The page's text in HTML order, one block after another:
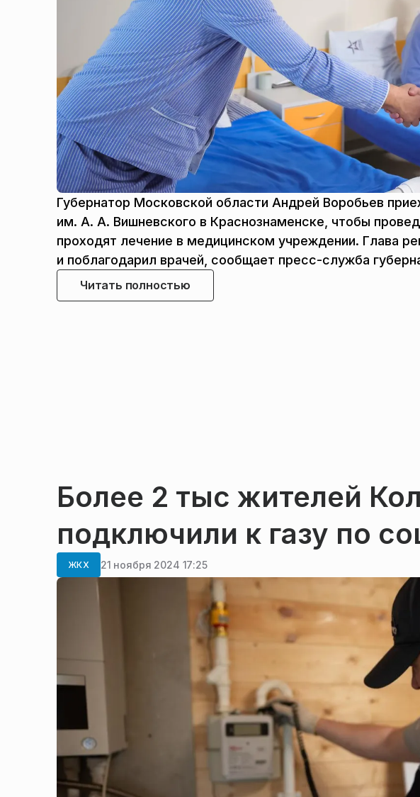
Губернатор Московской области Андрей Воробьев
им. А. А. Вишневского в Краснознаменске, чтобы
проходят лечение в медицинском учреждении. Глава
и поблагодарил врачей, сообщает пресс-служба
Читать полностью
Более 2 тыс жителей
подключили к газу по
ЖКХ 21 ноября 2024 17:25